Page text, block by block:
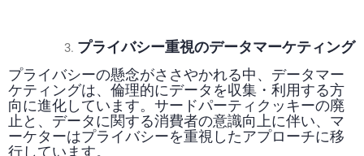
プライバシー重視のデータマーケティング
プライバシーの懸念がささやかれる中、データマー
ケティングは、倫理的にデータを収集・利用する方
向に進化しています。サードパーティクッキーの廃
止と、データに関する消費者の意識向上に伴い、マ
ーケターはプライバシーを重視したアプローチに移
行しています。